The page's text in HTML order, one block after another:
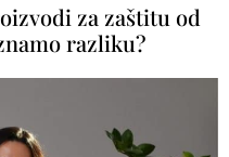
za zaštitu od
razliku?